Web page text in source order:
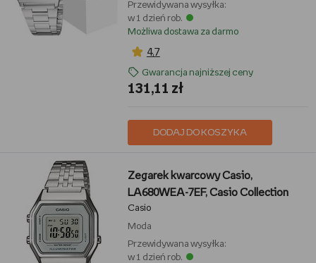
Przewidywana wysyłka:
w 1 dzień rob.
Możliwa dostawa za darmo
4,7
Gwarancja najniższej ceny
131,11 zł
DODAJ DO KOSZYKA
Zegarek kwarcowy Casio,
LA680WEA-7EF, Casio Collection
Casio
Moda
Przewidywana wysyłka:
w 1 dzień rob.